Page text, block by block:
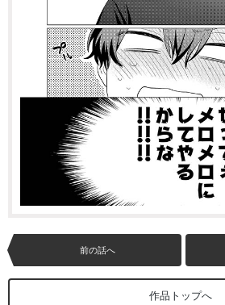
前の話へ
作品トップへ